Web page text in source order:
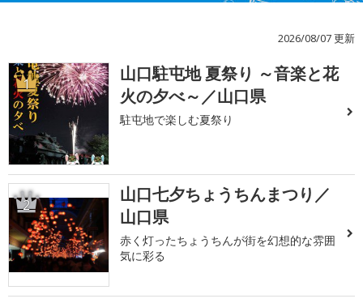
2026/08/07 更新
1
山口駐屯地 夏祭り ～音楽と花
火の夕べ～／山口県
駐屯地で楽しむ夏祭り
2
山口七夕ちょうちんまつり／
山口県
赤く灯ったちょうちんが街を幻想的な雰囲
気に彩る